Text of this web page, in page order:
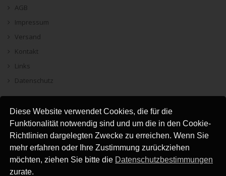
Diese Website verwendet Cookies, die für die
Funktionalität notwendig sind und um die in den Cookie-
Richtlinien dargelegten Zwecke zu erreichen. Wenn Sie
mehr erfahren oder Ihre Zustimmung zurückziehen
möchten, ziehen Sie bitte die Datenschutzbestimmungen
zurate.
AGB
Impressum
Versand
Kontakt
Links
Datenschutz